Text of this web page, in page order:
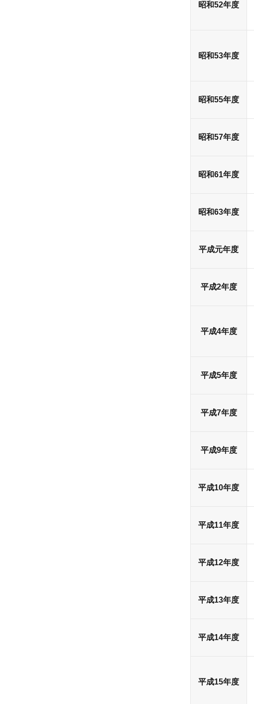
昭和52年度
昭和53年度
昭和55年度
昭和57年度
昭和61年度
昭和63年度
平成元年度
平成2年度
平成4年度
平成5年度
平成7年度
平成9年度
平成10年度
平成11年度
平成12年度
平成13年度
平成14年度
平成15年度